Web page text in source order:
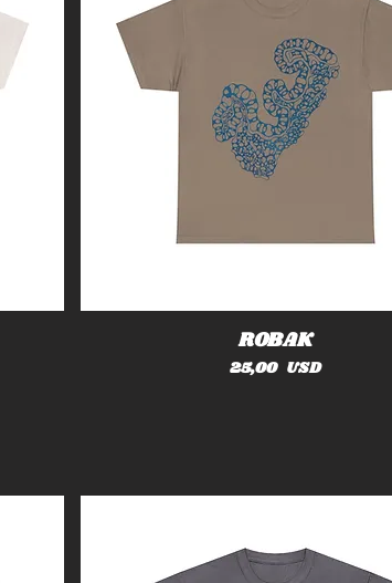
ROBAK
Cena
25,00 USD